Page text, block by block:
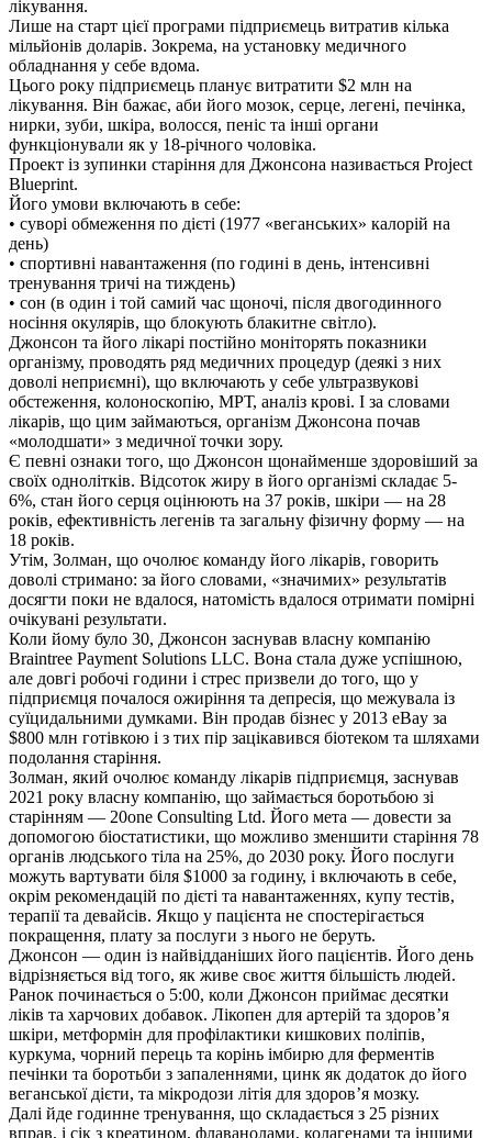
лікування.
Лише на старт цієї програми підприємець витратив кілька
мільйонів доларів. Зокрема, на установку медичного
обладнання у себе вдома.
Цього року підприємець планує витратити $2 млн на
лікування. Він бажає, аби його мозок, серце, легені, печінка,
нирки, зуби, шкіра, волосся, пеніс та інші органи
функціонували як у 18-річного чоловіка.
Проект із зупинки старіння для Джонсона називається Project
Blueprint.
Його умови включають в себе:
• суворі обмеження по дієті (1977 «веганських» калорій на
день)
• спортивні навантаження (по годині в день, інтенсивні
тренування тричі на тиждень)
• сон (в один і той самий час щоночі, після двогодинного
носіння окулярів, що блокують блакитне світло).
Джонсон та його лікарі постійно моніторять показники
організму, проводять ряд медичних процедур (деякі з них
доволі неприємні), що включають у себе ультразвукові
обстеження, колоноскопію, МРТ, аналіз крові. І за словами
лікарів, що цим займаються, організм Джонсона почав
«молодшати» з медичної точки зору.
Є певні ознаки того, що Джонсон щонайменше здоровіший за
своїх однолітків. Відсоток жиру в його організмі складає 5-
6%, стан його серця оцінюють на 37 років, шкіри — на 28
років, ефективність легенів та загальну фізичну форму — на
18 років.
Утім, Золман, що очолює команду його лікарів, говорить
доволі стримано: за його словами, «значимих» результатів
досягти поки не вдалося, натомість вдалося отримати помірні
очікувані результати.
Коли йому було 30, Джонсон заснував власну компанію
Braintree Payment Solutions LLC. Вона стала дуже успішною,
але довгі робочі години і стрес призвели до того, що у
підприємця почалося ожиріння та депресія, що межувала із
суїцидальними думками. Він продав бізнес у 2013 eBay за
$800 млн готівкою і з тих пір зацікавився біотеком та шляхами
подолання старіння.
Золман, який очолює команду лікарів підприємця, заснував
2021 року власну компанію, що займається боротьбою зі
старінням — 20one Consulting Ltd. Його мета — довести за
допомогою біостатистики, що можливо зменшити старіння 78
органів людського тіла на 25%, до 2030 року. Його послуги
можуть вартувати біля $1000 за годину, і включають в себе,
окрім рекомендацій по дієті та навантаженнях, купу тестів,
терапії та девайсів. Якщо у пацієнта не спостерігається
покращення, плату за послуги з нього не беруть.
Джонсон — один із найвідданіших його пацієнтів. Його день
відрізняється від того, як живе своє життя більшість людей.
Ранок починається о 5:00, коли Джонсон приймає десятки
ліків та харчових добавок. Лікопен для артерій та здоров’я
шкіри, метформін для профілактики кишкових поліпів,
куркума, чорний перець та корінь імбирю для ферментів
печінки та боротьби з запаленнями, цинк як додаток до його
веганської дієти, та мікродози літія для здоров’я мозку.
Далі йде годинне тренування, що складається з 25 різних
вправ, і сік з креатином, флаванолами, колагенами та іншими